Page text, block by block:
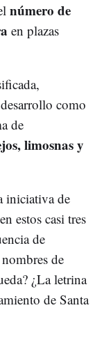
número de
en plazas
como
de
limosnas y
iniciativa de
estos casi tres
de
de
¿La letrina
de Santa